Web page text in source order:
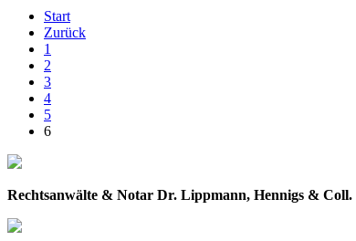
Start
Zurück
1
2
3
4
5
6
Rechtsanwälte & Notar Dr. Lippmann, Hennigs & Coll.